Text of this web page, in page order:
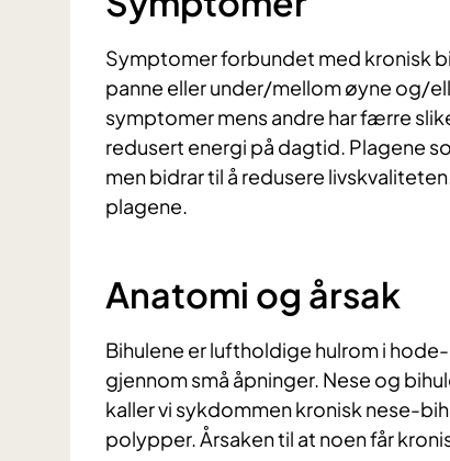
Symptomer forbundet med kronisk
panne eller under/mellom øyne og/
symptomer mens andre har færre
redusert energi på dagtid. Plagene
men bidrar til å redusere
plagene.
Anatomi og årsak
Bihulene er luftholdige hulrom i
gjennom små åpninger. Nese og
kaller vi sykdommen kronisk nese-
polypper. Årsaken til at noen får